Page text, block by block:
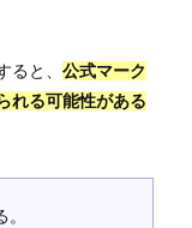
と、 公式マーク
れる可能性がある